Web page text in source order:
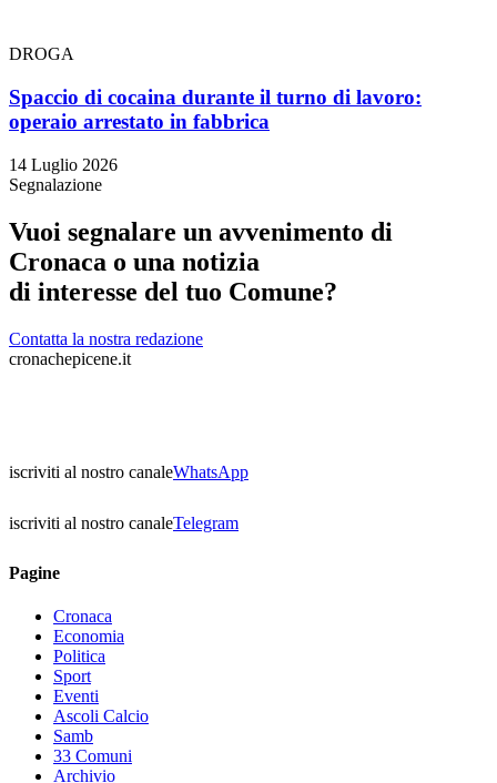
DROGA
Spaccio di cocaina durante il turno di lavoro:
operaio arrestato in fabbrica
14 Luglio 2026
Segnalazione
Vuoi segnalare un avvenimento di
Cronaca o una notizia
di interesse del tuo Comune?
Contatta la nostra redazione
cronachepicene.it
iscriviti al nostro canaleWhatsApp
iscriviti al nostro canaleTelegram
Pagine
Cronaca
Economia
Politica
Sport
Eventi
Ascoli Calcio
Samb
33 Comuni
Archivio